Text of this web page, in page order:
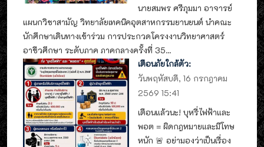
นายสมพร ศรีภุมมา อาจารย์
แผนกวิชาสามัญ วิทยาลัยเทคนิคอุตสาหกรรมยานยนต์ นำคณะ
นักศึกษาเดินทางเข้าร่วม การประกวดโครงงานวิทยาศาสตร์
อาชีวศึกษา ระดับภาค ภาคกลางครั้งที่ 35...
เตือนภัยใกล้ตัว:
วันพฤหัสบดี, 16 กรกฎาคม
2569 15:41
เตือนแล้วนะ! บุหรี่ไฟฟ้าและ
พอต = ผิดกฎหมายและมีโทษ
หนัก 🚨 อย่ามองว่าเป็นเรื่อง